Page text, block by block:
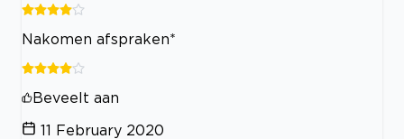
Nakomen afspraken*
Beveelt aan
11 February 2020